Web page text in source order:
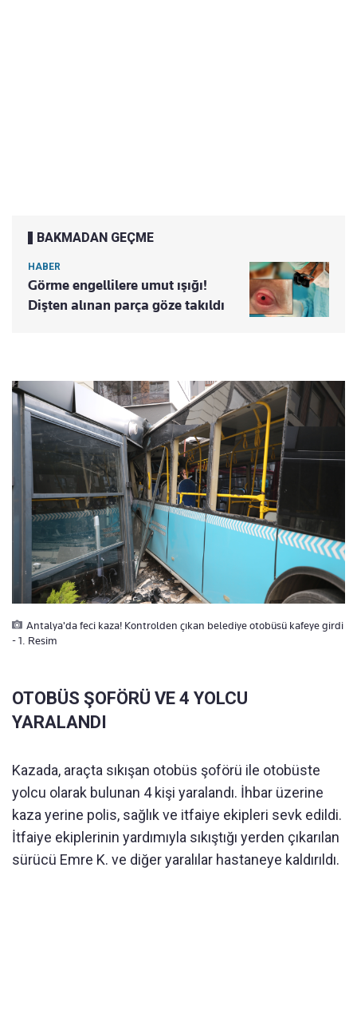
BAKMADAN GEÇME
HABER
Görme engellilere umut ışığı!
Dişten alınan parça göze takıldı
Antalya'da feci kaza! Kontrolden çıkan belediye otobüsü kafeye girdi
- 1. Resim
OTOBÜS ŞOFÖRÜ VE 4 YOLCU
YARALANDI
Kazada, araçta sıkışan otobüs şoförü ile otobüste
yolcu olarak bulunan 4 kişi yaralandı. İhbar üzerine
kaza yerine polis, sağlık ve itfaiye ekipleri sevk edildi.
İtfaiye ekiplerinin yardımıyla sıkıştığı yerden çıkarılan
sürücü Emre K. ve diğer yaralılar hastaneye kaldırıldı.